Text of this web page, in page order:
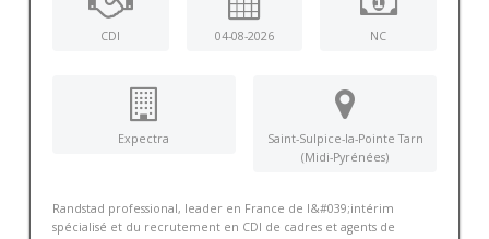
CDI 04-08-2026 NC
Expectra
Saint-Sulpice-la-Pointe Tarn
(Midi-Pyrénées)
Randstad professional, leader en France de l&#039;intérim
spécialisé et du recrutement en CDI de cadres et agents de